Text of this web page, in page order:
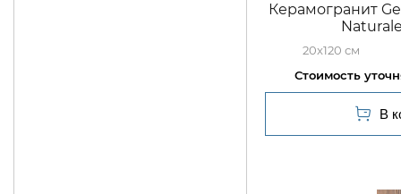
Керамогранит
20x120